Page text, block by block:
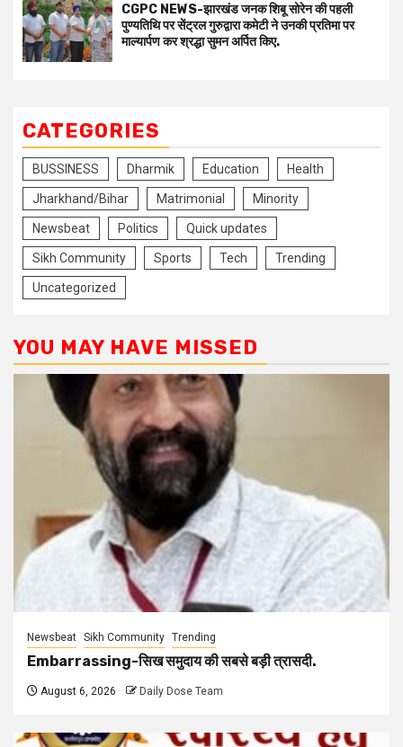
CGPC NEWS-झारखंड जनक शिबू सोरेन की पहली
पुण्यतिथि पर सेंट्रल गुरुद्वारा कमेटी ने उनकी प्रतिमा पर
माल्यार्पण कर श्रद्धा सुमन अर्पित किए.
CATEGORIES
BUSSINESS Dharmik Education Health
Jharkhand/Bihar Matrimonial Minority
Newsbeat Politics Quick updates
Sikh Community Sports Tech Trending
Uncategorized
YOU MAY HAVE MISSED
Newsbeat Sikh Community Trending
Embarrassing-सिख समुदाय की सबसे बड़ी त्रासदी.
August 6, 2026 Daily Dose Team